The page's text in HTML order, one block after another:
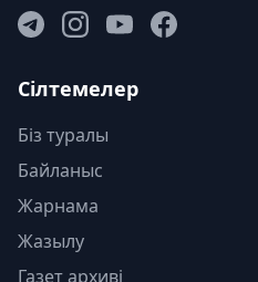
Сілтемелер
Біз туралы
Байланыс
Жарнама
Жазылу
Газет архиві